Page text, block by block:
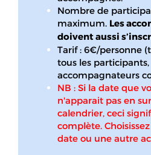
Nombre de
maximum. Les
doivent aussi
Tarif : 6€/personne
tous les participants,
accompagnateurs
NB : Si la date que
n'apparait pas en
calendrier, ceci
complète.
date ou une autre